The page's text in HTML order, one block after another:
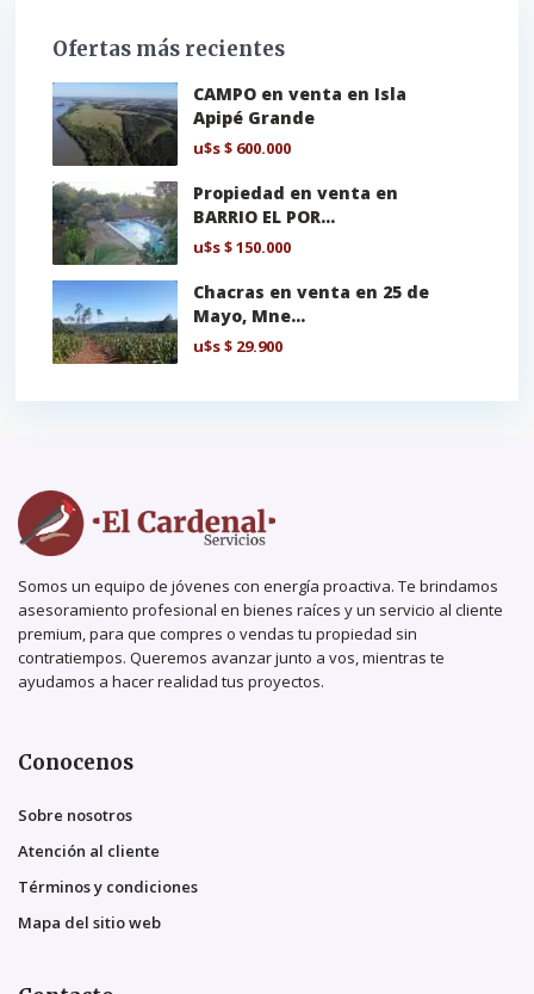
Ofertas más recientes
CAMPO en venta en Isla
Apipé Grande
u$s$ 600.000
Propiedad en venta en
BARRIO EL POR...
u$s$ 150.000
Chacras en venta en 25 de
Mayo, Mne...
u$s$ 29.900
Somos un equipo de jóvenes con energía proactiva. Te brindamos
asesoramiento profesional en bienes raíces y un servicio al cliente
premium, para que compres o vendas tu propiedad sin
contratiempos. Queremos avanzar junto a vos, mientras te
ayudamos a hacer realidad tus proyectos.
Conocenos
Sobre nosotros
Atención al cliente
Términos y condiciones
Mapa del sitio web